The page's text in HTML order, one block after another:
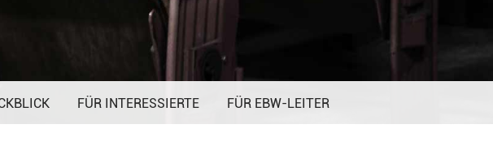
FÜR INTERESSIERTE FÜR EBW-LEITER